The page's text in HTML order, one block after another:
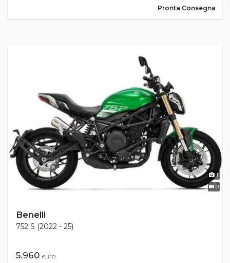
Pronta Consegna
1
0
Benelli
752 S (2022 - 25)
5.960 euro